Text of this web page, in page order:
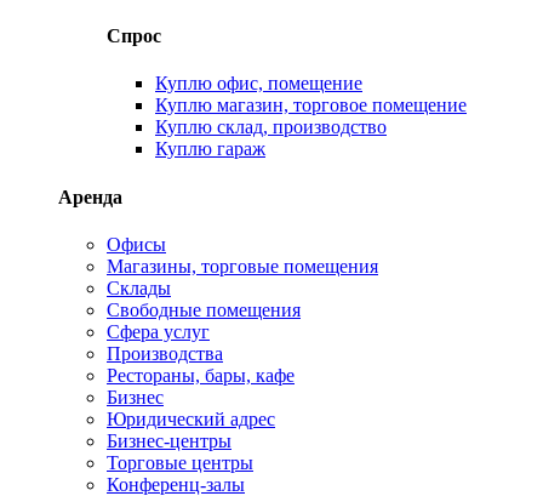
Спрос
Куплю офис, помещение
Куплю магазин, торговое помещение
Куплю склад, производство
Куплю гараж
Аренда
Офисы
Магазины, торговые помещения
Склады
Свободные помещения
Сфера услуг
Производства
Рестораны, бары, кафе
Бизнес
Юридический адрес
Бизнес-центры
Торговые центры
Конференц-залы